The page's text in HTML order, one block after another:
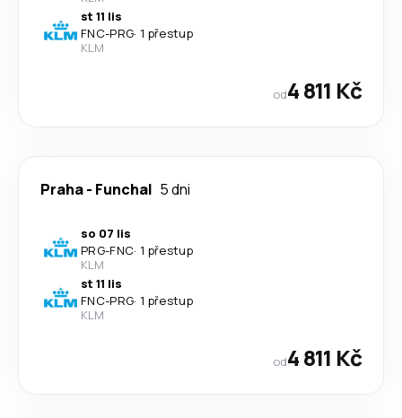
st 11 lis
FNC-PRG· 1 přestup
KLM
od4 811 Kč
Praha- Funchal 5 dni
so 07 lis
PRG-FNC· 1 přestup
KLM
st 11 lis
FNC-PRG· 1 přestup
KLM
od4 811 Kč